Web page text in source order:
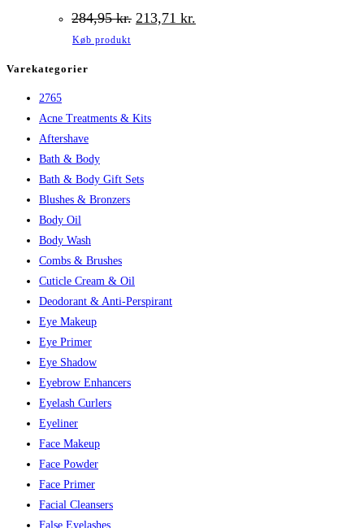
284,95kr. Den
oprindelige
213,71 kr.
aktuelle
Køb produkt
Varekategorier
2765
Acne Treatments & Kits
Aftershave
Bath & Body
Bath & Body Gift Sets
Blushes & Bronzers
Body Oil
Body Wash
Combs & Brushes
Cuticle Cream & Oil
Deodorant & Anti-Perspirant
Eye Makeup
Eye Primer
Eye Shadow
Eyebrow Enhancers
Eyelash Curlers
Eyeliner
Face Makeup
Face Powder
Face Primer
Facial Cleansers
False Eyelashes